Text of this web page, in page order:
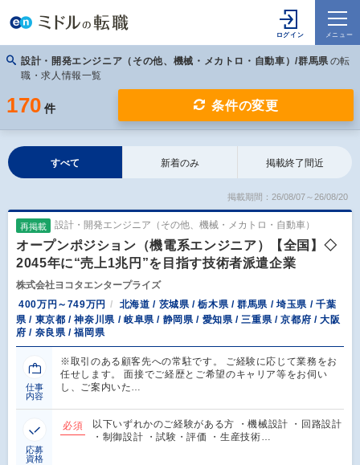
設計・開発エンジニア（その他、機械・メカトロ・自動車）/群馬県 の転
職・求人情報一覧
170 件 条件の変更
すべて 新着のみ 掲載終了間近
掲載期間：26/08/07～26/08/20
再掲載 設計・開発エンジニア（その他、機械・メカトロ・自動車）
オープンポジション（機電系エンジニア）【全国】◇
2045年に“売上1兆円”を目指す技術者派遣企業
株式会社ヨコタエンタープライズ
400万円～749万円
北海道 / 茨城県 / 栃木県 / 群馬県 / 埼玉県 / 千葉
県 / 東京都 / 神奈川県 / 岐阜県 / 静岡県 / 愛知県 / 三重県 / 京都府 / 大阪
府 / 奈良県 / 福岡県
仕事
内容
※取引のある顧客先への常駐です。 ご経験に応じて業務をお
任せします。 面接でご経歴とご希望のキャリア等をお伺い
し、ご案内いた…
応募
資格
必須
以下いずれかのご経験がある方 ・機械設計 ・回路設計
・制御設計 ・試験・評価 ・生産技術…